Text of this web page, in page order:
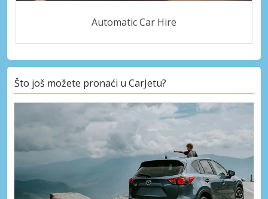
Automatic Car Hire
Što još možete pronaći u CarJetu?